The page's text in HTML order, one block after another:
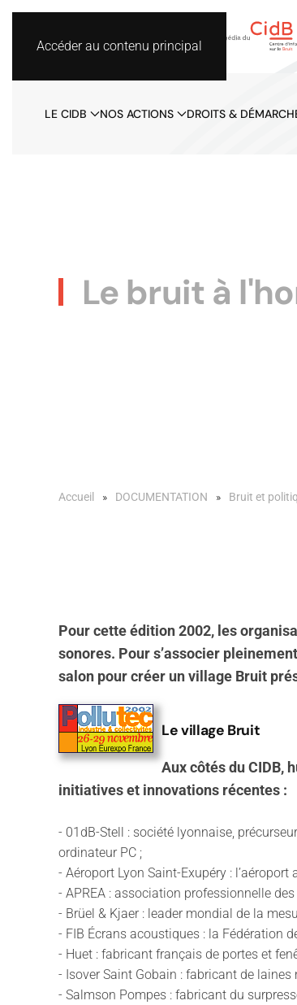
Accéder au contenu principal
LE CIDB NOS ACTIONS DROITS &
Le bruit à
Accueil DOCUMENTATION Bruit et
Pour cette édition 2002, les
sonores. Pour s’associer
salon pour créer un village Bruit
Le village Bruit
Aux côtés du CIDB,
initiatives et innovations récentes :
- 01dB-Stell : société lyonnaise,
ordinateur PC ;
- Aéroport Lyon Saint-Exupéry :
- APREA : association professionnelle
- Brüel & Kjaer : leader mondial de la
- FIB Écrans acoustiques : la Fédération
- Huet : fabricant français de portes et
- Isover Saint Gobain : fabricant de
- Salmson Pompes : fabricant du